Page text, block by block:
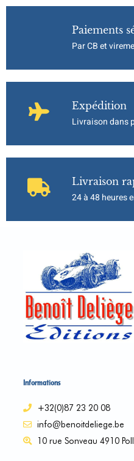
Paiements
Par CB et
Expédition
Livraison dans
Livraison
24 à 48 heures
Informations
+32(0)87 23 20 08
info@benoitdeliege.be
10 rue Sonveau 4910